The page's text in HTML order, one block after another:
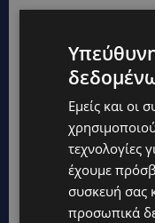
Εμείς και οι
τεχνολογίες
έχουμε
συσκευή σας
προσωπικά